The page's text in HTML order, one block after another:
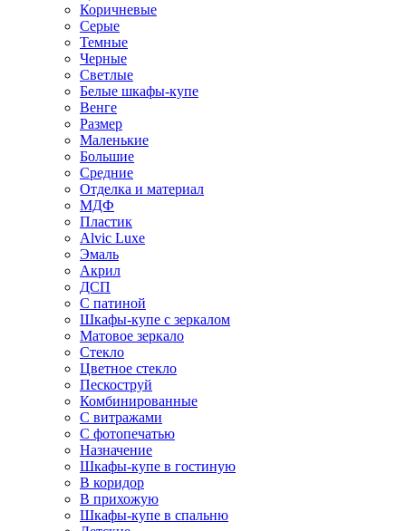
Коричневые
Серые
Темные
Черные
Светлые
Белые шкафы-купе
Венге
Размер
Маленькие
Большие
Средние
Отделка и материал
МДФ
Пластик
Alvic Luxe
Эмаль
Акрил
ДСП
С патиной
Шкафы-купе с зеркалом
Матовое зеркало
Стекло
Цветное стекло
Пескоструй
Комбинированные
С витражами
С фотопечатью
Назначение
Шкафы-купе в гостиную
В коридор
В прихожую
Шкафы-купе в спальню